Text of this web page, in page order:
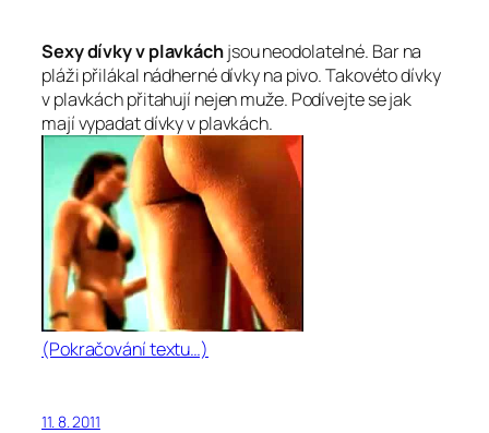
Sexy dívky v plavkáchjsou neodolatelné. Bar na
pláži přilákal nádherné dívky na pivo. Takovéto dívky
v plavkách přitahují nejen muže. Podívejte se jak
mají vypadat dívky v plavkách.
(Pokračování textu…)
11. 8. 2011